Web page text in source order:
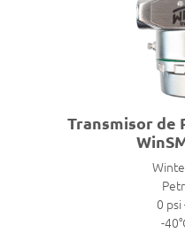
Transmisor de
0
-